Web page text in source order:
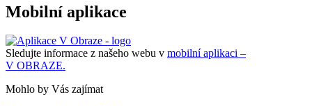
Mobilní aplikace
Sledujte informace z našeho webu v mobilní aplikaci –
V OBRAZE.
Mohlo by Vás zajímat